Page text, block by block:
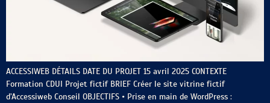
ACCESSIWEB DÉTAILS DATE DU PROJET 15 avril 2025 CONTEXTE
Formation CDUI Projet fictif BRIEF Créer le site vitrine fictif
d’Accessiweb Conseil OBJECTIFS • Prise en main de WordPress :